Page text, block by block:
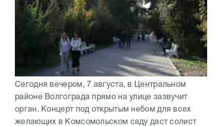
Сегодня вечером, 7 августа, в Центральном
районе Волгограда прямо на улице зазвучит
орган. Концерт под открытым небом для всех
желающих в Комсомольском саду даст солист